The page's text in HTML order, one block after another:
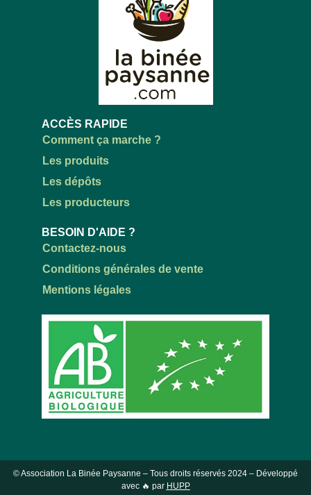
ACCÈS RAPIDE
Comment ça marche ?
Les produits
Les dépôts
Les producteurs
BESOIN D'AIDE ?
Contactez-nous
Conditions générales de vente
Mentions légales
© Association La Binée Paysanne – Tous droits réservés 2024 – Développé
avec 🔥 par HUPP